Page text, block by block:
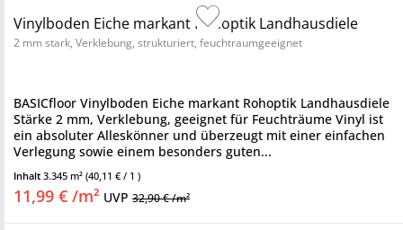
Vinylboden Eiche markant Rohoptik Landhausdiele
2 mm stark, Verklebung, strukturiert, feuchtraumgeeignet
BASICfloor Vinylboden Eiche markant Rohoptik Landhausdiele
Stärke 2 mm, Verklebung, geeignet für Feuchträume Vinyl ist
ein absoluter Alleskönner und überzeugt mit einer einfachen
Verlegung sowie einem besonders guten...
Inhalt 3.345 m² (40,11 € / 1 )
11,99 € /m² UVP 32,90 € /m²